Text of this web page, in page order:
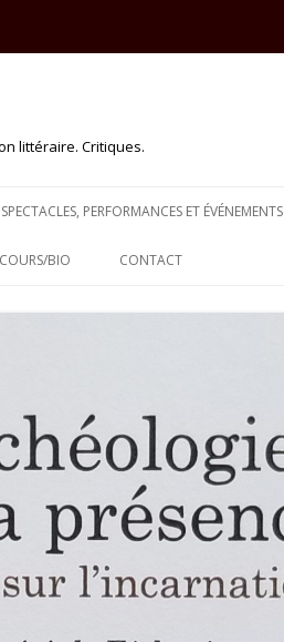
littéraire. Critiques.
SPECTACLES, PERFORMANCES ET ÉVÉNEMENTS
BIO CONTACT